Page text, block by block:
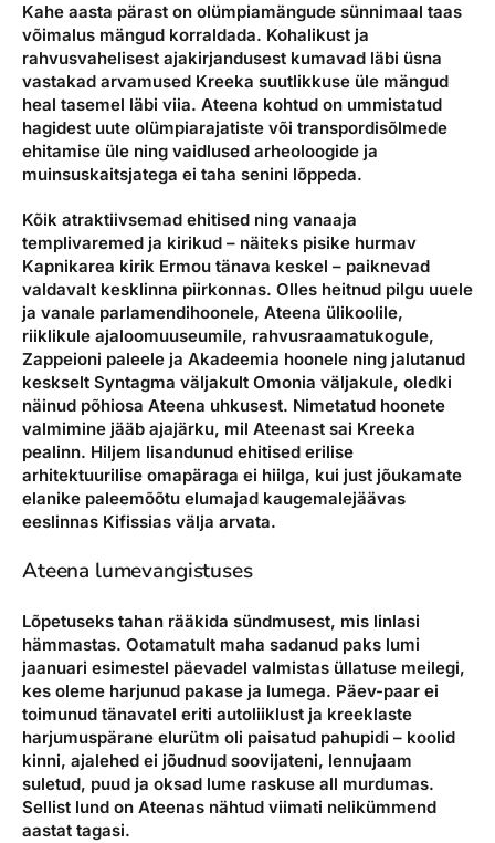
Kahe aasta pärast on olümpiamängude sünnimaal taas
võimalus mängud korraldada. Kohalikust ja
rahvusvahelisest ajakirjandusest kumavad läbi üsna
vastakad arvamused Kreeka suutlikkuse üle mängud
heal tasemel läbi viia. Ateena kohtud on ummistatud
hagidest uute olümpiarajatiste või transpordisõlmede
ehitamise üle ning vaidlused arheoloogide ja
muinsuskaitsjatega ei taha senini lõppeda.
Kõik atraktiivsemad ehitised ning vanaaja
templivaremed ja kirikud – näiteks pisike hurmav
Kapnikarea kirik Ermou tänava keskel – paiknevad
valdavalt kesklinna piirkonnas. Olles heitnud pilgu uuele
ja vanale parlamendihoonele, Ateena ülikoolile,
riiklikule ajaloomuuseumile, rahvusraamatukogule,
Zappeioni paleele ja Akadeemia hoonele ning jalutanud
keskselt Syntagma väljakult Omonia väljakule, oledki
näinud põhiosa Ateena uhkusest. Nimetatud hoonete
valmimine jääb ajajärku, mil Ateenast sai Kreeka
pealinn. Hiljem lisandunud ehitised erilise
arhitektuurilise omapäraga ei hiilga, kui just jõukamate
elanike paleemõõtu elumajad kaugemalejäävas
eeslinnas Kifissias välja arvata.
Ateena lumevangistuses
Lõpetuseks tahan rääkida sündmusest, mis linlasi
hämmastas. Ootamatult maha sadanud paks lumi
jaanuari esimestel päevadel valmistas üllatuse meilegi,
kes oleme harjunud pakase ja lumega. Päev-paar ei
toimunud tänavatel eriti autoliiklust ja kreeklaste
harjumuspärane elurütm oli paisatud pahupidi – koolid
kinni, ajalehed ei jõudnud soovijateni, lennujaam
suletud, puud ja oksad lume raskuse all murdumas.
Sellist lund on Ateenas nähtud viimati nelikümmend
aastat tagasi.